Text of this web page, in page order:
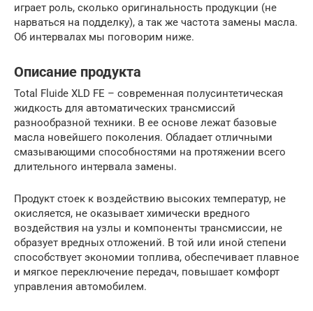
играет роль, сколько оригинальность продукции (не
нарваться на подделку), а так же частота замены масла.
Об интервалах мы поговорим ниже.
Описание продукта
Total Fluide XLD FE – современная полусинтетическая
жидкость для автоматических трансмиссий
разнообразной техники. В ее основе лежат базовые
масла новейшего поколения. Обладает отличными
смазывающими способностями на протяжении всего
длительного интервала замены.
Продукт стоек к воздействию высоких температур, не
окисляется, не оказывает химически вредного
воздействия на узлы и компоненты трансмиссии, не
образует вредных отложений. В той или иной степени
способствует экономии топлива, обеспечивает плавное
и мягкое переключение передач, повышает комфорт
управления автомобилем.